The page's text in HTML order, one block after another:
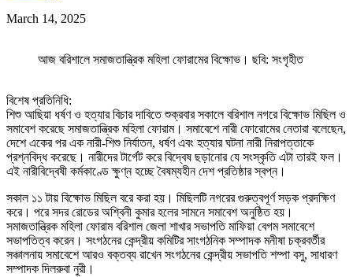
March 14, 2025
আজ বরিশালে সমাজতান্ত্রিক মহিলা ফোরামের বিক্ষোভ। ছবি: সংগৃহীত
বিশেষ প্রতিনিধি:
শিশু আছিয়া ধর্ষণ ও হত্যার বিচার দাবিতে শুক্রবার সকালে বরিশাল নগরে বিক্ষোভ মিছিল ও
সমাবেশ করেছে সমাজতান্ত্রিক মহিলা ফোরাম। সমাবেশে নারী ফোরোমের নেতারা বলেছেন,
দেশে একের পর এক নারী-শিশু নির্যাতন, ধর্ষণ এবং হত্যার ঘটনা নারী নিরাপত্তাকে
প্রশ্নবিদ্ধ করেছে। নারীদের টার্গেট করে বিদ্বেষ ছড়ানোর যে সংস্কৃতি এটা তারই ফল।
এই নারীবিদ্বেষী কর্মকাণ্ডে ক্ষুণ্ন হচ্ছে বৈষম্যহীন দেশ প্রতিষ্ঠার স্বপ্ন।
সকাল ১১ টায় বিক্ষোভ মিছিল বরে করা হয়। মিছিলটি নগরের গুরুত্বপূর্ণ সড়ক প্রদক্ষিণ
করে। পরে সদর রোডের অশ্বিনী কুমার হলের সামনে সমাবেশ অনুষ্ঠিত হয়।
সমাজতান্ত্রিক মহিলা ফোরাম বরিশাল জেলা শাখার সভাপতি মাফিয়া বেগম সমাবেশে
সভাপতিত্ব করেন। সংগঠনের কেন্দ্রীয় কমিটির সাংগঠনিক সম্পাদক মনীষা চক্রবর্তীর
সঞ্চালনায় সমাবেশে আরও বক্তব্য রাখেন সংগঠনের কেন্দ্রীয় সভাপতি শম্পা বসু, সাধারণ
সম্পাদক দিলরুবা নুরী।